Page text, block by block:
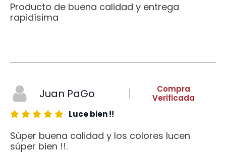
Producto de buena calidad y entrega
rapidísima
Juan PaGo
Compra
Verificada
Luce bien !!
Súper buena calidad y los colores lucen
súper bien !!.